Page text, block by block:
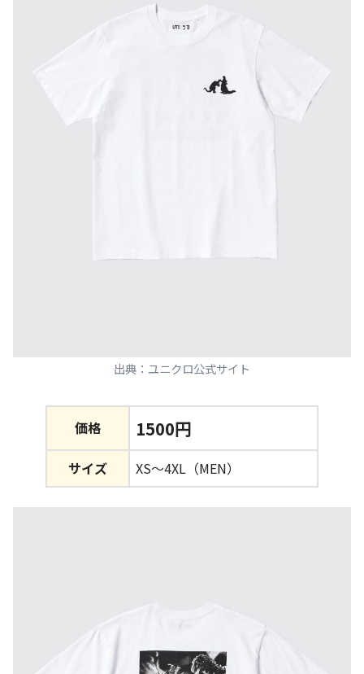
出典：ユニクロ公式サイト
価格 1500円
サイズ XS～4XL（MEN）